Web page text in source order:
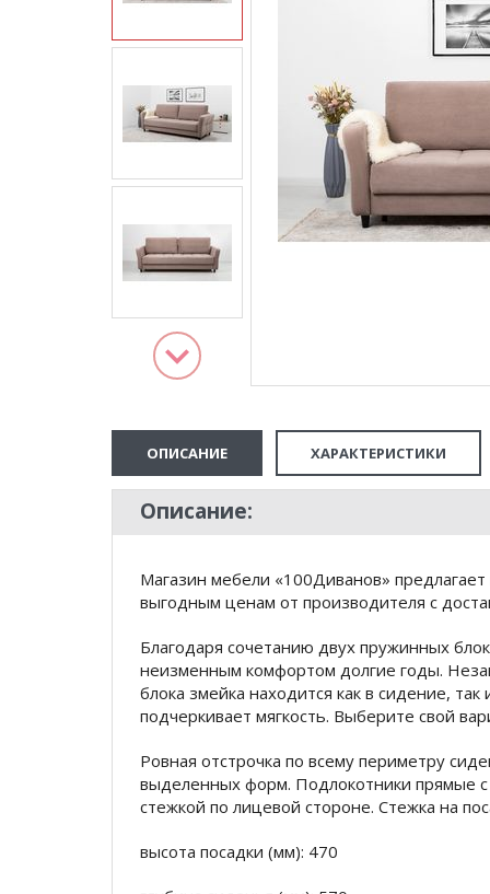
ОПИСАНИЕ ХАРАКТЕРИСТИКИ
Описание:
Магазин мебели «100Диванов»
выгодным ценам от производителя с
Благодаря сочетанию двух пружинных
неизменным комфортом долгие годы.
блока змейка находится как в сидение,
подчеркивает мягкость. Выберите свой
Ровная отстрочка по всему периметру
выделенных форм. Подлокотники прямые
стежкой по лицевой стороне. Стежка на
высота посадки (мм): 470